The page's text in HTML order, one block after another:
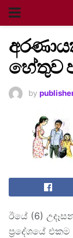
හේතුව
by
ඊයේ (6)
ප්‍රදේශයේ